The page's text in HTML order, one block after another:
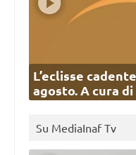
L’eclisse
agosto. A cura
Su MediaInaf Tv